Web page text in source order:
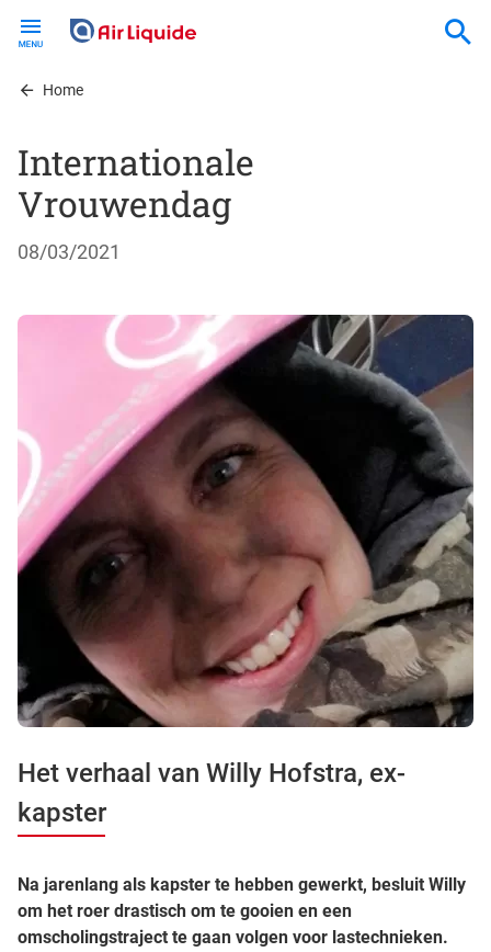
contentHome
Internationale
Vrouwendag
08/03/2021
Het verhaal van Willy Hofstra, ex-
kapster
Na jarenlang als kapster te hebben gewerkt, besluit Willy
om het roer drastisch om te gooien en een
omscholingstraject te gaan volgen voor lastechnieken.